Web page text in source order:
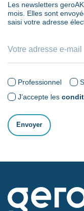
Les newsletters
mois. Elles sont
saisi votre adresse
Professionnel
J’accepte les